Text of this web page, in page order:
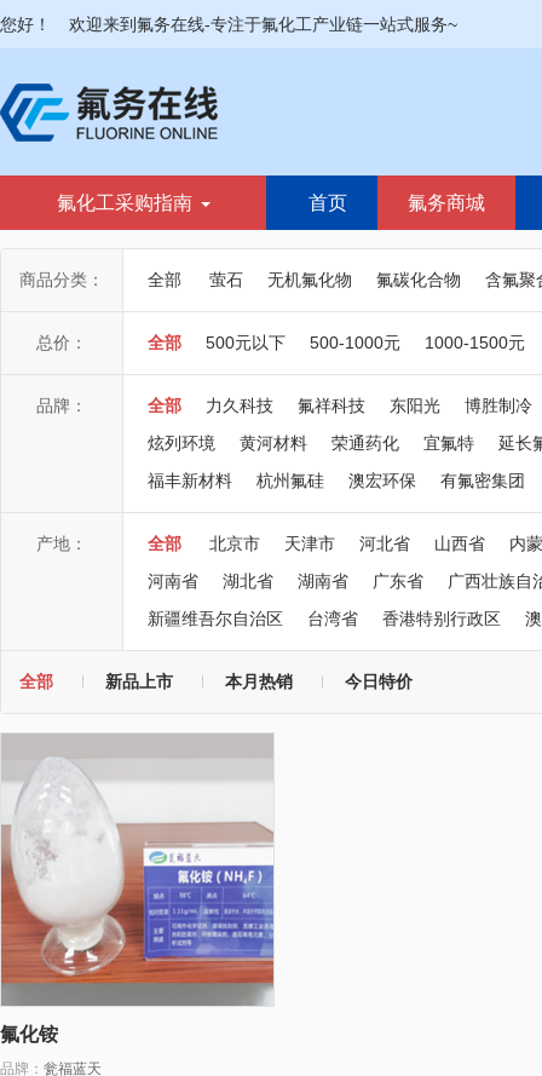
您好！ 欢迎来到氟务在线-专注于氟化工产业链一站式服务~
氟化工采购指南 首页 氟务商城
商品分类： 全部 萤石 无机氟化物 氟碳化合物 含氟聚
总价： 全部 500元以下 500-1000元 1000-1500元
品牌： 全部 力久科技 氟祥科技 东阳光
博胜制冷
炫列环境
黄河材料 荣通药化 宜氟特
延长
福丰新材料
杭州氟硅 澳宏环保 有氟密集团
产地： 全部 北京市 天津市 河北省 山西省
内
河南省
湖北省 湖南省 广东省
广西壮族自
新疆维吾尔自治区
台湾省 香港特别行政区
全部 新品上市 本月热销 今日特价
氟化铵
品牌： 瓮福蓝天